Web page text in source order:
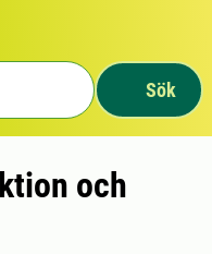
Sök
och